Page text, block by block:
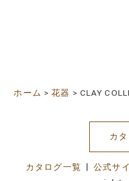
ー
ン
ホーム >花器 > CLAY
カ
カタログ一覧 |公式サ